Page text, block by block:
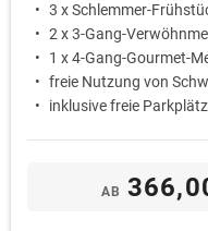
3 x Schlemmer-
2 x 3-Gang-
1 x 4-Gang-Gourmet-
freie Nutzung von
inklusive freie
AB